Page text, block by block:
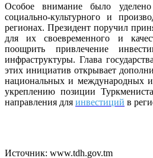
Особое внимание было уделено
социально-культурного и
регионах. Президент поручил
для их своевременного и
поощрить привлечение
инфраструктуры. Глава
этих инициатив открывает
национальных и международных
укреплению позиции
направления для инвестиций в
Источник: www.tdh.gov.tm